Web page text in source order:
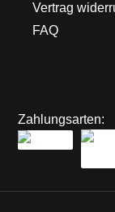
Vertrag
FAQ
Zahlungsarten: